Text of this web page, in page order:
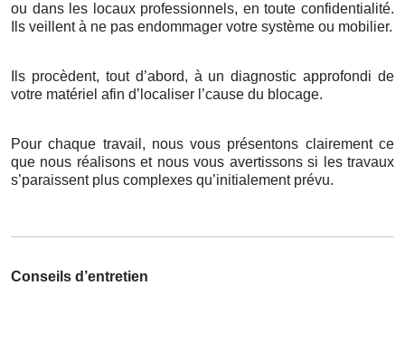
ou dans les locaux professionnels, en toute confidentialité.
Ils veillent à ne pas endommager votre système ou mobilier.
Ils procèdent, tout d’abord, à un diagnostic approfondi de
votre matériel afin d’localiser l’cause du blocage.
Pour chaque travail, nous vous présentons clairement ce
que nous réalisons et nous vous avertissons si les travaux
s’paraissent plus complexes qu’initialement prévu.
Conseils d’entretien